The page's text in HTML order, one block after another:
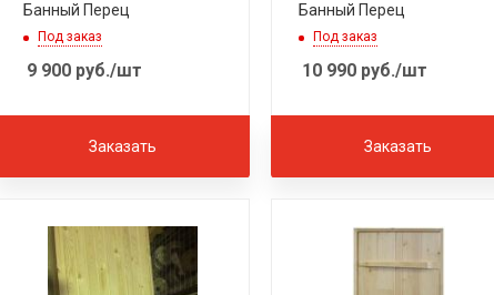
Банный Перец
Под заказ
9 900 руб./шт
Заказать
Банный Перец
Под заказ
10 990 руб./шт
Заказать